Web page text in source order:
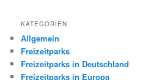
KATEGORIEN
Allgemein
Freizeitparks
Freizeitparks in Deutschland
Freizeitparks in Europa